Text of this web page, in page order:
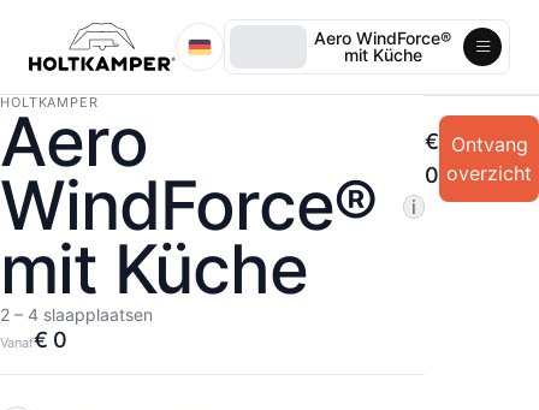
Aero WindForce®
mit Küche
HOLTKAMPER
Aero
WindForce®
mit Küche
i
2 – 4 slaapplaatsen
Vanaf€ 0
€
0
Ontvang
overzicht